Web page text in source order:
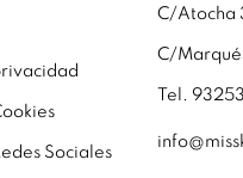
Sociales
C/Atocha
C/
Tel.